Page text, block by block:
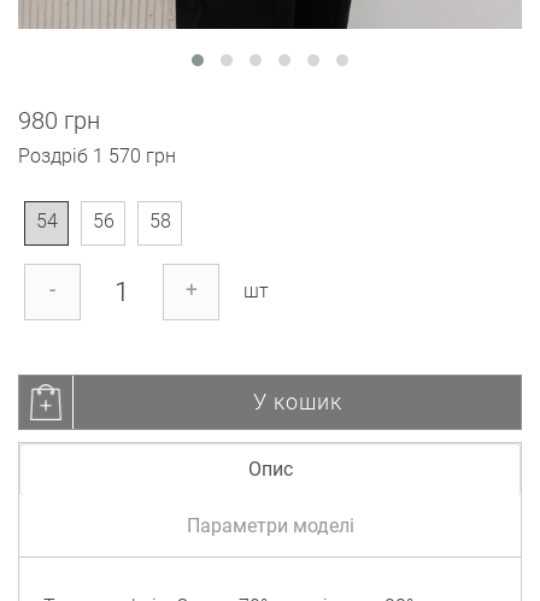
980 грн
Роздріб 1 570 грн
54 56 58
- + шт
У кошик
Опис
Параметри моделі